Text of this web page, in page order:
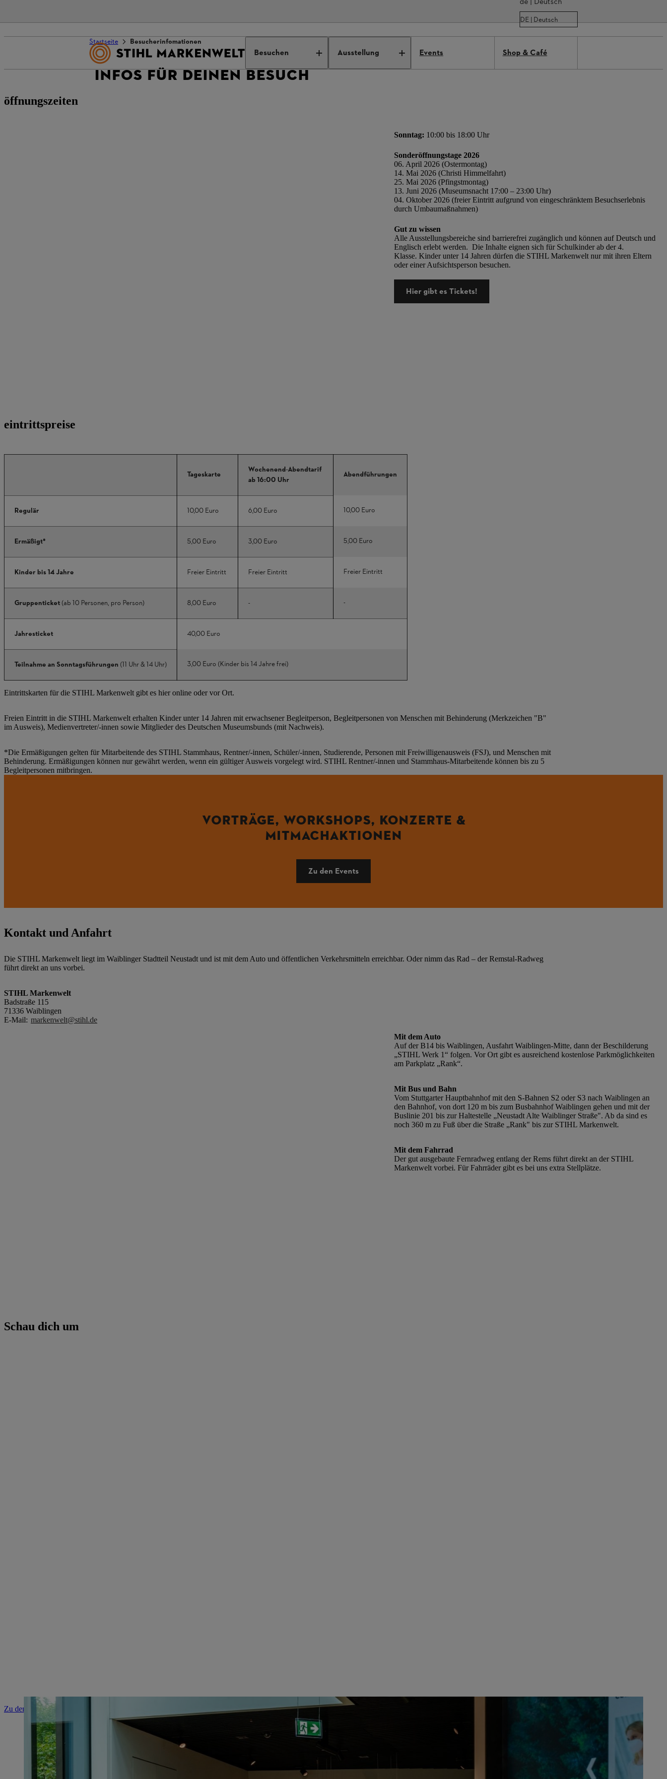
DE | Deutsch
Besuchen Ausstellung Events Shop & Café
Startseite Besucherinfomationen
INFOS FÜR DEINEN BESUCH
öffnungszeiten
Sonntag: 10:00 bis 18:00 Uhr
Sonderöffnungstage 2026
06. April 2026 (Ostermontag)
14. Mai 2026 (Christi Himmelfahrt)
25. Mai 2026 (Pfingstmontag)
13. Juni 2026 (Museumsnacht 17:00 – 23:00 Uhr)
04. Oktober 2026 (freier Eintritt aufgrund von eingeschränktem Besuchserlebnis
durch Umbaumaßnahmen)
Gut zu wissen
Alle Ausstellungsbereiche sind barrierefrei zugänglich und können auf Deutsch und
Englisch erlebt werden. Die Inhalte eignen sich für Schulkinder ab der 4.
Klasse. Kinder unter 14 Jahren dürfen die STIHL Markenwelt nur mit ihren Eltern
oder einer Aufsichtsperson besuchen.
Hier gibt es Tickets!
eintrittspreise
Tageskarte
Wochenend-Abendtarif
ab 16:00 Uhr
Abendführungen
Regulär 10,00 Euro 6,00 Euro 10,00 Euro
Ermäßigt* 5,00 Euro 3,00 Euro 5,00 Euro
Kinder bis 14 Jahre Freier Eintritt Freier Eintritt Freier Eintritt
Gruppenticket(ab 10 Personen, pro Person) 8,00 Euro - -
Jahresticket 40,00 Euro
Teilnahme an Sonntagsführungen (11 Uhr & 14 Uhr) 3,00 Euro (Kinder bis 14 Jahre frei)
Eintrittskarten für die STIHL Markenwelt gibt es hier online oder vor Ort.
Freien Eintritt in die STIHL Markenwelt erhalten Kinder unter 14 Jahren mit erwachsener Begleitperson, Begleitpersonen von Menschen mit Behinderung (Merkzeichen "B"
im Ausweis), Medienvertreter/-innen sowie Mitglieder des Deutschen Museumsbunds (mit Nachweis).
*Die Ermäßigungen gelten für Mitarbeitende des STIHL Stammhaus, Rentner/-innen, Schüler/-innen, Studierende, Personen mit Freiwilligenausweis (FSJ), und Menschen mit
Behinderung. Ermäßigungen können nur gewährt werden, wenn ein gültiger Ausweis vorgelegt wird. STIHL Rentner/-innen und Stammhaus-Mitarbeitende können bis zu 5
Begleitpersonen mitbringen.
VORTRÄGE, WORKSHOPS, KONZERTE &
MITMACHAKTIONEN
Zu den Events
Kontakt und Anfahrt
Die STIHL Markenwelt liegt im Waiblinger Stadtteil Neustadt und ist mit dem Auto und öffentlichen Verkehrsmitteln erreichbar. Oder nimm das Rad – der Remstal-Radweg
führt direkt an uns vorbei.
STIHL Markenwelt
Badstraße 115
71336 Waiblingen
E-Mail: markenwelt@stihl.de
Mit dem Auto
Auf der B14 bis Waiblingen, Ausfahrt Waiblingen-Mitte, dann der Beschilderung
„STIHL Werk 1“ folgen. Vor Ort gibt es ausreichend kostenlose Parkmöglichkeiten
am Parkplatz „Rank“.
Mit Bus und Bahn
Vom Stuttgarter Hauptbahnhof mit den S-Bahnen S2 oder S3 nach Waiblingen an
den Bahnhof, von dort 120 m bis zum Busbahnhof Waiblingen gehen und mit der
Buslinie 201 bis zur Haltestelle „Neustadt Alte Waiblinger Straße". Ab da sind es
noch 360 m zu Fuß über die Straße „Rank" bis zur STIHL Markenwelt.
Mit dem Fahrrad
Der gut ausgebaute Fernradweg entlang der Rems führt direkt an der STIHL
Markenwelt vorbei. Für Fahrräder gibt es bei uns extra Stellplätze.
Schau dich um
Zu den Ausstellungen